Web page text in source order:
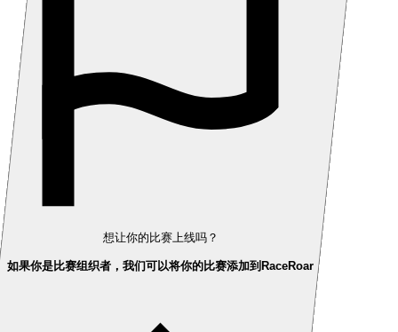
想让你的比赛上线吗？
如果你是比赛组织者，我们可以将你的比赛添加到RaceRoar